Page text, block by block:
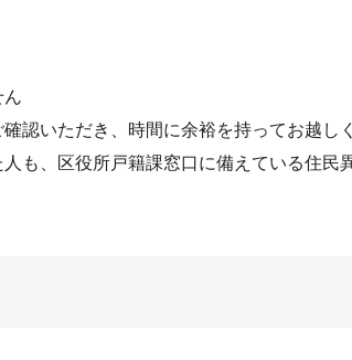
ん
確認いただき、時間に余裕を持ってお越し
も、区役所戸籍課窓口に備えている住